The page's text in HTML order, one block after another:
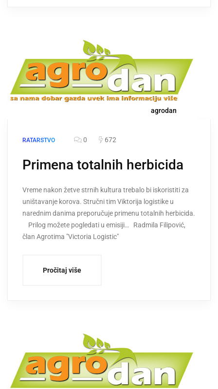
agrodan
RATARSTVO 0 672
Primena totalnih herbicida
Vreme nakon žetve strnih kultura trebalo bi iskoristiti za
uništavanje korova. Stručni tim Viktorija logistike u
narednim danima preporučuje primenu totalnih herbicida.
Prilog možete pogledati u emisiji… Radmila Filipović,
član Agrotima "Victoria Logistic"
Pročitaj više